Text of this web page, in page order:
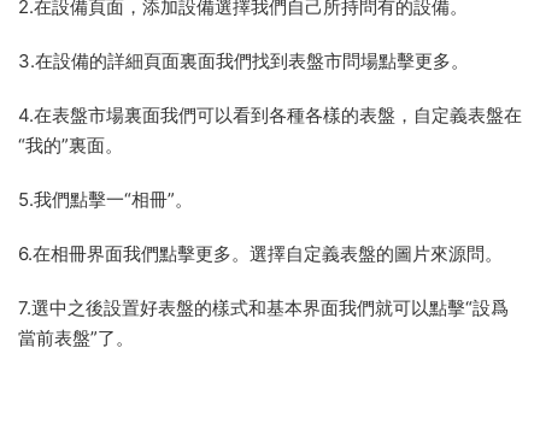
2.在設備頁面，添加設備選擇我們自己所持問有的設備。
3.在設備的詳細頁面裏面我們找到表盤市問場點擊更多。
4.在表盤市場裏面我們可以看到各種各樣的表盤，自定義表盤在
“我的”裏面。
5.我們點擊一“相冊”。
6.在相冊界面我們點擊更多。選擇自定義表盤的圖片來源問。
7.選中之後設置好表盤的樣式和基本界面我們就可以點擊“設爲
當前表盤”了。